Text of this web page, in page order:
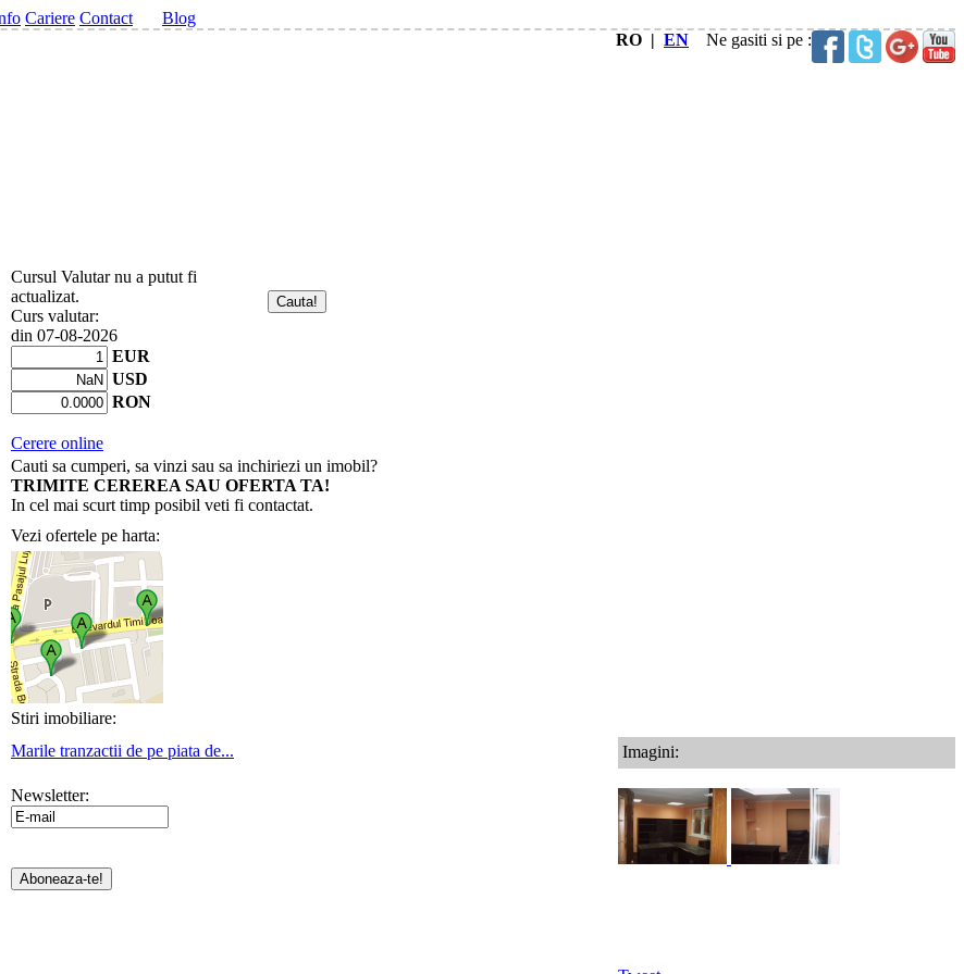
Cariere Contact
Blog
RO | EN Ne gasiti si pe :
Imagini:
Cursul Valutar nu a putut fi
actualizat.
Curs valutar:
din 07-08-2026
EUR
USD
RON
Cerere online
Cauti sa cumperi, sa vinzi sau sa inchiriezi un imobil?
TRIMITE CEREREA SAU OFERTA TA!
In cel mai scurt timp posibil veti fi contactat.
Vezi ofertele pe harta:
Stiri imobiliare:
Marile tranzactii de pe piata de...
Newsletter: